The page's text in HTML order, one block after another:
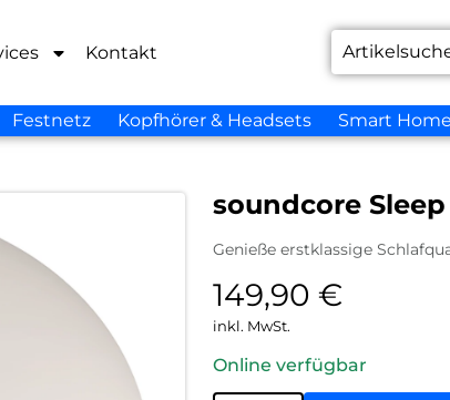
Kontakt
Festnetz Kopfhörer & Headsets Smart Home
soundcore
Genieße erstklassige
149,90 €
inkl. MwSt.
Online verfügbar